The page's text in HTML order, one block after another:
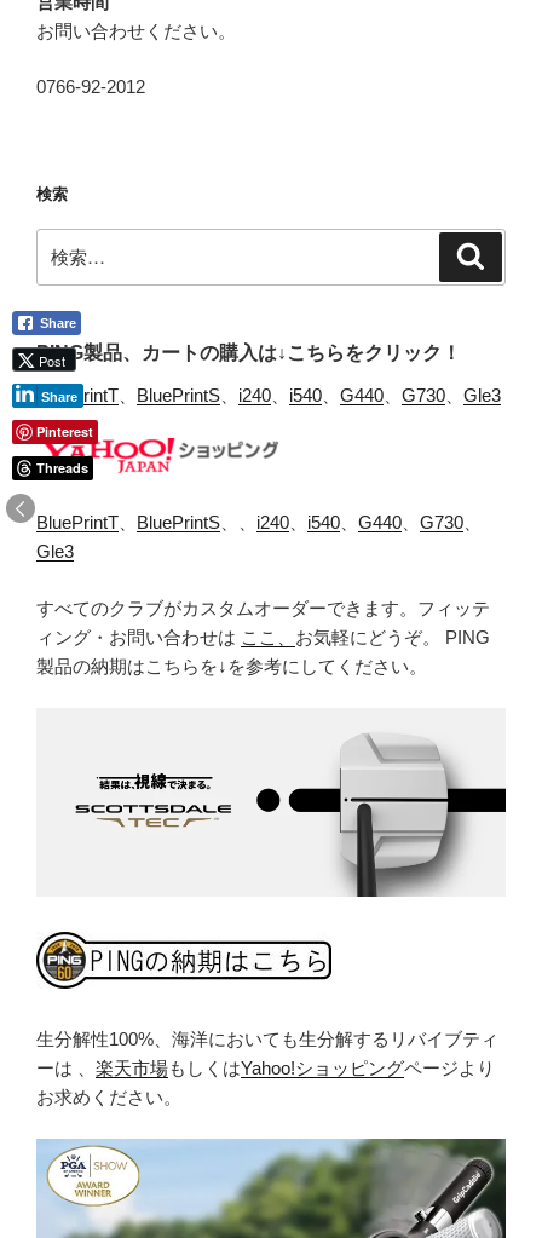
お問い合わせください。
0766-92-2012
検索
索:
PING製品、カートの購入は↓こちらをクリック！
BluePrintT BluePrintS i240 i540 G440 G730 Gle3
BluePrintT BluePrintS i240 i540 G440 G730
Gle3
すべてのクラブがカスタムオーダーできます。フィッテ
ィング・お問い合わせは ここ、 お気軽にどうぞ。 PING
製品の納期はこちらを↓を参考にしてください。
生分解性100%、海洋においても生分解するリバイブティ
ーは 、 楽天市場もしくはYahoo!ショッピングページより
お求めください。
Share
Post
Share
Pinterest
Threads